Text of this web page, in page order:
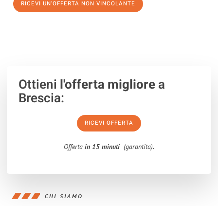
RICEVI UN'OFFERTA NON VINCOLANTE
Ottieni l'offerta migliorea
Brescia:
RICEVI OFFERTA
Offerta in 15 minuti (garantita).
CHI SIAMO